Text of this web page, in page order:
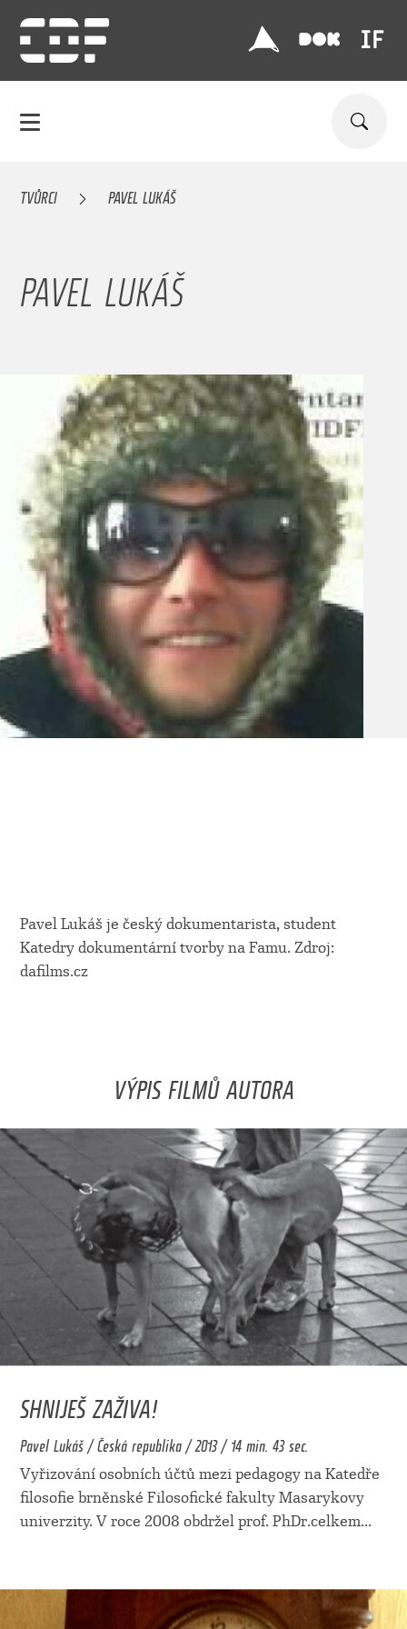
TVŮRCI PAVEL LUKÁŠ
PAVEL LUKÁŠ
Pavel Lukáš je český dokumentarista, student
Katedry dokumentární tvorby na Famu. Zdroj:
dafilms.cz
VÝPIS FILMŮ AUTORA
SHNIJEŠ ZAŽIVA!
Pavel Lukáš / Česká republika / 2013 / 14 min. 43 sec.
Vyřizování osobních účtů mezi pedagogy na Katedře
filosofie brněnské Filosofické fakulty Masarykovy
univerzity. V roce 2008 obdržel prof. PhDr.celkem...